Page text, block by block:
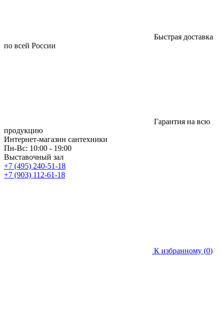
Быстрая доставка
по всей России
Гарантия на всю
продукцию
Интернет-магазин сантехники
Пн-Вс: 10:00 - 19:00
Выставочный зал
+7 (495) 240-51-18
+7 (903) 112-61-18
К избранному (0)